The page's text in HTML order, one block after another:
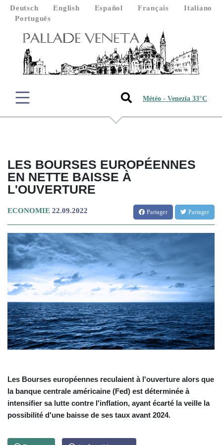
Deutsch English Español Français
Italiano
Português
Météo - Venezia 33°C
LES BOURSES EUROPÉENNES
EN NETTE BAISSE À
L'OUVERTURE
ECONOMIE 22.09.2022 Partager Partager
Les Bourses européennes reculaient à l'ouverture alors que
la banque centrale américaine (Fed) est déterminée à
intensifier sa lutte contre l'inflation, ayant écarté la veille la
possibilité d'une baisse de ses taux avant 2024.